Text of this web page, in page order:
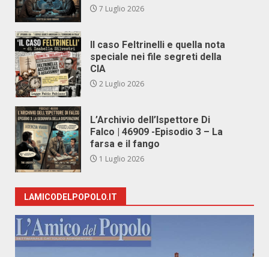
7 Luglio 2026
Il caso Feltrinelli e quella nota
speciale nei file segreti della
CIA
2 Luglio 2026
L’Archivio dell’Ispettore Di
Falco | 46909 -Episodio 3 – La
farsa e il fango
1 Luglio 2026
LAMICODELPOPOLO.IT